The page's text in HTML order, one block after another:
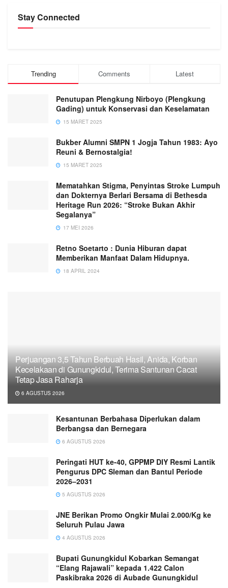
Stay Connected
Trending Comments Latest
Penutupan Plengkung Nirboyo (Plengkung
Gading) untuk Konservasi dan Keselamatan
15 MARET 2025
Bukber Alumni SMPN 1 Jogja Tahun 1983: Ayo
Reuni & Bernostalgia!
15 MARET 2025
Mematahkan Stigma, Penyintas Stroke Lumpuh
dan Dokternya Berlari Bersama di Bethesda
Heritage Run 2026: “Stroke Bukan Akhir
Segalanya”
17 MEI 2026
Retno Soetarto : Dunia Hiburan dapat
Memberikan Manfaat Dalam Hidupnya.
18 APRIL 2024
Perjuangan 3,5 Tahun Berbuah Hasil, Anida, Korban
Kecelakaan di Gunungkidul, Terima Santunan Cacat
Tetap Jasa Raharja
6 AGUSTUS 2026
Kesantunan Berbahasa Diperlukan dalam
Berbangsa dan Bernegara
6 AGUSTUS 2026
Peringati HUT ke-40, GPPMP DIY Resmi Lantik
Pengurus DPC Sleman dan Bantul Periode
2026–2031
5 AGUSTUS 2026
JNE Berikan Promo Ongkir Mulai 2.000/Kg ke
Seluruh Pulau Jawa
4 AGUSTUS 2026
Bupati Gunungkidul Kobarkan Semangat
“Elang Rajawali” kepada 1.422 Calon
Paskibraka 2026 di Aubade Gunungkidul